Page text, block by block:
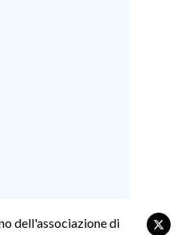
dell'associazione di